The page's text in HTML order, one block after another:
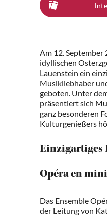
Am 12. September
idyllischen
Lauenstein ein
Musikliebhaber
geboten. Unter
präsentiert sich
ganz besonderen
Kulturgenießers
Einzigartiges
Opéra en
Das Ensemble
der Leitung von